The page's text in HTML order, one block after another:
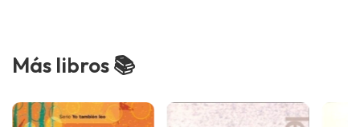
Más libros 📚